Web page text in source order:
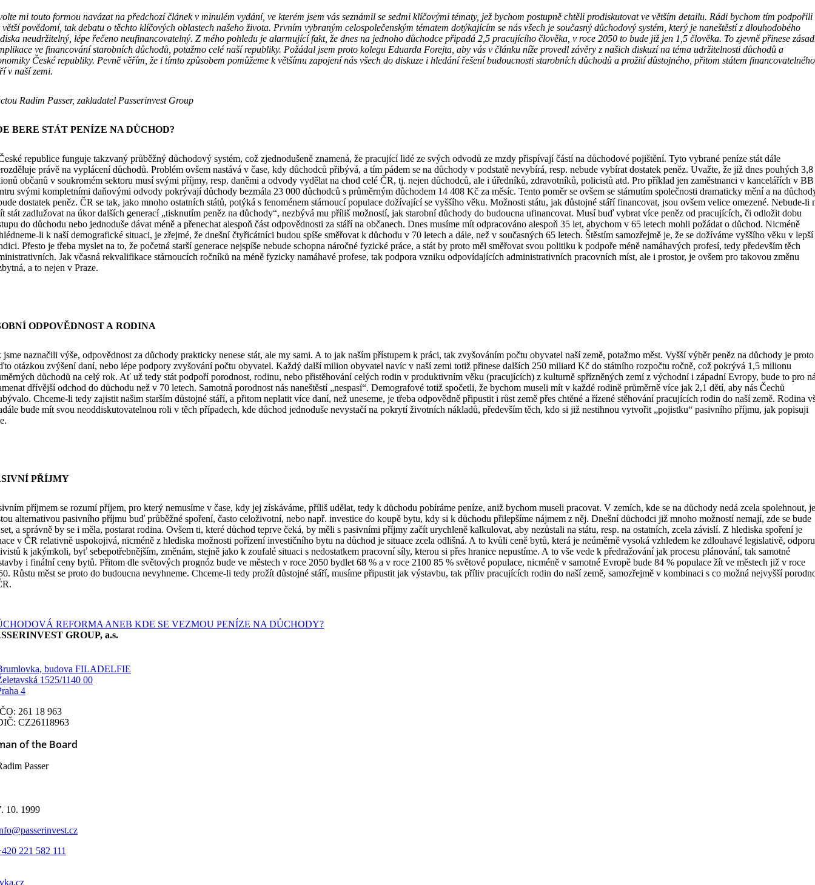
mi touto formou navázat na předchozí článek v minulém vydání, ve kterém jsem vás seznámil se sedmi klíčovými tématy, jež bychom postupně chtěli prodiskutovat ve větším detailu. Rádi bychom tím podpořili
větší povědomí, tak debatu o těchto klíčových oblastech našeho života. Prvním vybraným celospolečenským tématem dotýkajícím se nás všech je současný důchodový systém, který je naneštěstí z dlouhodobého
neudržitelný, lépe řečeno neufinancovatelný. Z mého pohledu je alarmující fakt, že dnes na jednoho důchodce připadá 2,5 pracujícího člověka, v roce 2050 to bude již jen 1,5 člověka. To zjevně přinese
ve financování starobních důchodů, potažmo celé naší republiky. Požádal jsem proto kolegu Eduarda Forejta, aby vás v článku níže provedl závěry z našich diskuzí na téma udržitelnosti důchodů a
České republiky. Pevně věřím, že i tímto způsobem pomůžeme k většímu zapojení nás všech do diskuze i hledání řešení budoucnosti starobních důchodů a prožití důstojného, přitom státem
v naší zemi.
Radim Passer, zakladatel Passerinvest Group
BERE STÁT PENÍZE NA DŮCHOD?
republice funguje takzvaný průběžný důchodový systém, což zjednodušeně znamená, že pracující lidé ze svých odvodů ze mzdy přispívají částí na důchodové pojištění. Tyto vybrané peníze stát dále
právě na vyplácení důchodů. Problém ovšem nastává v čase, kdy důchodců přibývá, a tím pádem se na důchody v podstatě nevybírá, resp. nebude vybírat dostatek peněz. Uvažte, že již dnes pouhých 3,8
občanů v soukromém sektoru musí svými příjmy, resp. daněmi a odvody vydělat na chod celé ČR, tj. nejen důchodců, ale i úředníků, zdravotníků, policistů atd. Pro příklad jen zaměstnanci v kancelářích v BB
svými kompletními daňovými odvody pokrývají důchody bezmála 23 000 důchodců s průměrným důchodem 14 408 Kč za měsíc. Tento poměr se ovšem se stárnutím společnosti dramaticky mění a na
dostatek peněz. ČR se tak, jako mnoho ostatních států, potýká s fenoménem stárnoucí populace dožívající se vyššího věku. Možnosti státu, jak důstojné stáří financovat, jsou ovšem velice omezené. Nebude-li
stát zadlužovat na úkor dalších generací „tisknutím peněz na důchody“, nezbývá mu příliš možností, jak starobní důchody do budoucna ufinancovat. Musí buď vybrat více peněz od pracujících, či odložit dobu
do důchodu nebo jednoduše dávat méně a přenechat alespoň část odpovědnosti za stáří na občanech. Dnes musíme mít odpracováno alespoň 35 let, abychom v 65 letech mohli požádat o důchod. Nicméně
li k naší demografické situaci, je zřejmé, že dnešní čtyřicátníci budou spíše směřovat k důchodu v 70 letech a dále, než v současných 65 letech. Štěstím samozřejmě je, že se dožíváme vyššího věku v lepší
Přesto je třeba myslet na to, že početná starší generace nejspíše nebude schopna náročné fyzické práce, a stát by proto měl směřovat svou politiku k podpoře méně namáhavých profesí, tedy především těch
Jak včasná rekvalifikace stárnoucích ročníků na méně fyzicky namáhavé profese, tak podpora vzniku odpovídajících administrativních pracovních míst, ale i prostor, je ovšem pro takovou změnu
a to nejen v Praze.
ODPOVĚDNOST A RODINA
jsme naznačili výše, odpovědnost za důchody prakticky nenese stát, ale my sami. A to jak naším přístupem k práci, tak zvyšováním počtu obyvatel naší země, potažmo měst. Vyšší výběr peněz na důchody je proto
otázkou zvýšení daní, nebo lépe podpory zvyšování počtu obyvatel. Každý další milion obyvatel navíc v naší zemi totiž přinese dalších 250 miliard Kč do státního rozpočtu ročně, což pokrývá 1,5 milionu
důchodů na celý rok. Ať už tedy stát podpoří porodnost, rodinu, nebo přistěhování celých rodin v produktivním věku (pracujících) z kulturně spřízněných zemí z východní i západní Evropy, bude to pro
dřívější odchod do důchodu než v 70 letech. Samotná porodnost nás naneštěstí „nespasí“. Demografové totiž spočetli, že bychom museli mít v každé rodině průměrně více jak 2,1 dětí, aby nás Čechů
Chceme-li tedy zajistit našim starším důstojné stáří, a přitom neplatit více daní, než uneseme, je třeba odpovědně připustit i růst země přes chtěné a řízené stěhování pracujících rodin do naší země. Rodina
bude mít svou neoddiskutovatelnou roli v těch případech, kde důchod jednoduše nevystačí na pokrytí životních nákladů, především těch, kdo si již nestihnou vytvořit „pojistku“ pasivního příjmu, jak popisuji
PŘÍJMY
příjmem se rozumí příjem, pro který nemusíme v čase, kdy jej získáváme, příliš udělat, tedy k důchodu pobíráme peníze, aniž bychom museli pracovat. V zemích, kde se na důchody nedá zcela spolehnout,
alternativou pasivního příjmu buď průběžné spoření, často celoživotní, nebo např. investice do koupě bytu, kdy si k důchodu přilepšíme nájmem z něj. Dnešní důchodci již mnoho možností nemají, zde se bude
a správně by se i měla, postarat rodina. Ovšem ti, které důchod teprve čeká, by měli s pasivními příjmy začít urychleně kalkulovat, aby nezůstali na státu, resp. na ostatních, zcela závislí. Z hlediska spoření je
v ČR relativně uspokojivá, nicméně z hlediska možnosti pořízení investičního bytu na důchod je situace zcela odlišná. A to kvůli ceně bytů, která je neúměrně vysoká vzhledem ke zdlouhavé legislativě, odporu
k jakýmkoli, byť sebepotřebnějším, změnám, stejně jako k zoufalé situaci s nedostatkem pracovní síly, kterou si přes hranice nepustíme. A to vše vede k předražování jak procesu plánování, tak samotné
i finální ceny bytů. Přitom dle světových prognóz bude ve městech v roce 2050 bydlet 68 % a v roce 2100 85 % světové populace, nicméně v samotné Evropě bude 84 % populace žít ve městech již v roce
Růstu měst se proto do budoucna nevyhneme. Chceme-li tedy prožít důstojné stáří, musíme připustit jak výstavbu, tak příliv pracujících rodin do naší země, samozřejmě v kombinaci s co možná nejvyšší
REFORMA ANEB KDE SE VEZMOU PENÍZE NA DŮCHODY?
GROUP, a.s.
budova FILADELFIE
1525/1140 00
4
261 18 963
CZ26118963
of the Board
Passer
10. 1999
221 582 111